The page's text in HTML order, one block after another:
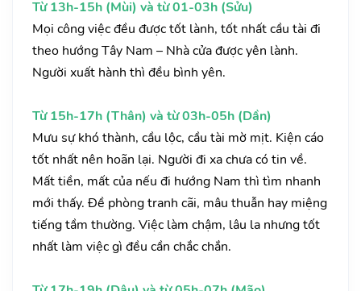
Từ 13h-15h (Mùi) và từ 01-03h (Sửu)
Mọi công việc đều được tốt lành, tốt nhất cầu tài đi
theo hướng Tây Nam – Nhà cửa được yên lành.
Người xuất hành thì đều bình yên.
Từ 15h-17h (Thân) và từ 03h-05h (Dần)
Mưu sự khó thành, cầu lộc, cầu tài mờ mịt. Kiện cáo
tốt nhất nên hoãn lại. Người đi xa chưa có tin về.
Mất tiền, mất của nếu đi hướng Nam thì tìm nhanh
mới thấy. Đề phòng tranh cãi, mâu thuẫn hay miệng
tiếng tầm thường. Việc làm chậm, lâu la nhưng tốt
nhất làm việc gì đều cần chắc chắn.